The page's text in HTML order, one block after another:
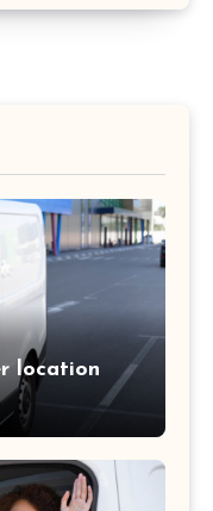
location